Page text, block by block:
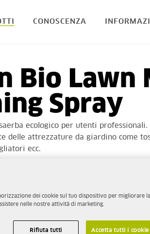
CONOSCENZA
Bio Lawn
Spray
ecologico per utenti
delle attrezzature da giardino come
ecc.
parte delle attrezzature da
decespugliatori ecc., in modo
dei cookie sul tuo dispositivo per migliorare la
nelle nostre attività di marketing.
Rifiuta tutti Accetta tutti i cookie